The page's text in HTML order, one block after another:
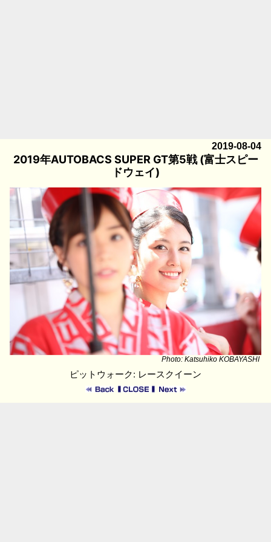
2019-08-04
2019年AUTOBACS SUPER GT第5戦 (富士スピー
ドウェイ)
Photo: Katsuhiko KOBAYASHI
ピットウォーク: レースクイーン